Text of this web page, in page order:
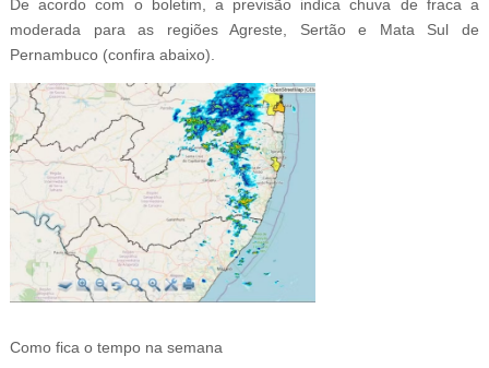
De acordo com o boletim, a previsão indica chuva de fraca a
moderada para as regiões Agreste, Sertão e Mata Sul de
Pernambuco (confira abaixo).
Como fica o tempo na semana